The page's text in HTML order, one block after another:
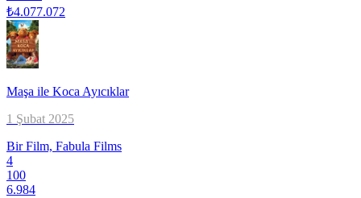
₺4.077.072
Maşa ile Koca Ayıcıklar
1 Şubat 2025
Bir Film, Fabula Films
4
100
6.984